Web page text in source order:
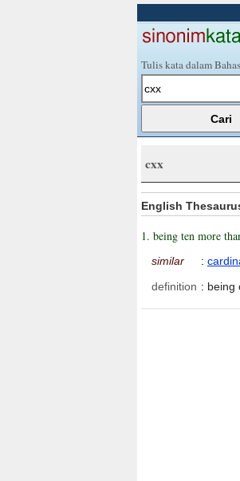
Tulis kata dalam
cxx
English
1. being ten more
similar :
definition : being